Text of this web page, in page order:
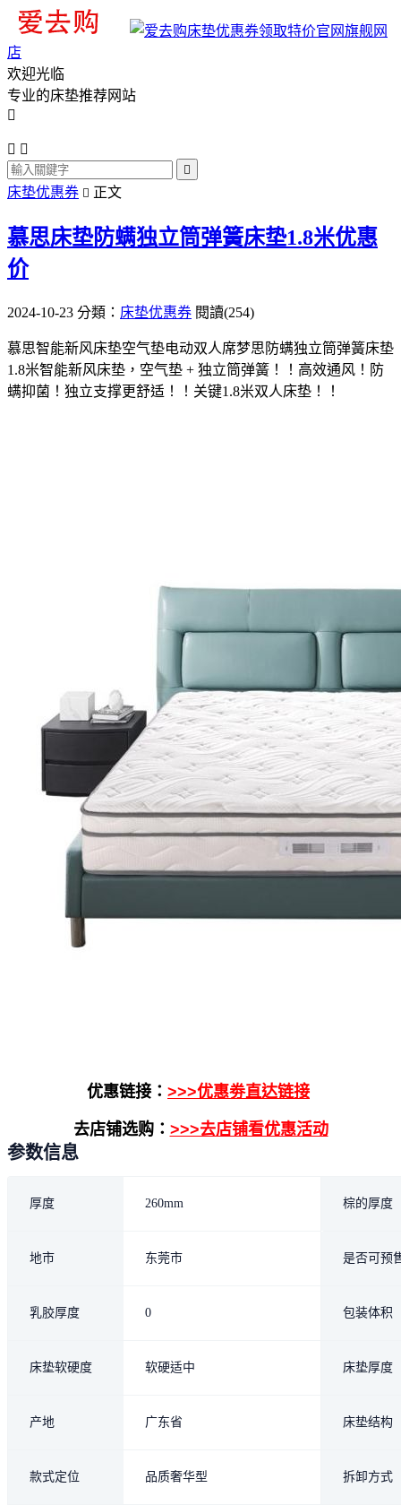
旗舰网
店
欢迎光临
专业的床垫推荐网站

 

床垫优惠券  正文
慕思床垫防螨独立筒弹簧床垫1.8米优惠
价
2024-10-23 分類： 床垫优惠券 閱讀(254)
慕思智能新风床垫空气垫电动双人席梦思防螨独立筒弹簧床垫
1.8米智能新风床垫，空气垫 + 独立筒弹簧！！高效通风！防
螨抑菌！独立支撑更舒适！！关键1.8米双人床垫！！
优惠链接： >>>优惠劵直达链接
去店铺选购： >>>去店铺看优惠活动
参数信息
厚度 260mm 棕的厚度
地市 东莞市 是否可预
乳胶厚度 0 包装体积
床垫软硬度 软硬适中 床垫厚度
产地 广东省 床垫结构
款式定位 品质奢华型 拆卸方式